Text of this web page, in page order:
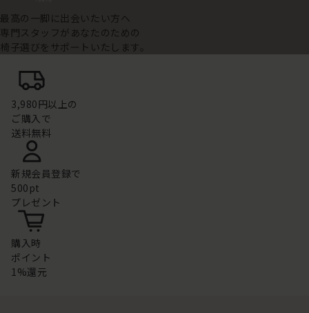
最高の一脚に出会いたい方へ
専門スタッフがあなたのための
椅子選びをサポートいたします。
3,980円以上の
ご購入で
送料無料
新規会員登録で
500pt
プレゼント
購入時
ポイント
1%還元